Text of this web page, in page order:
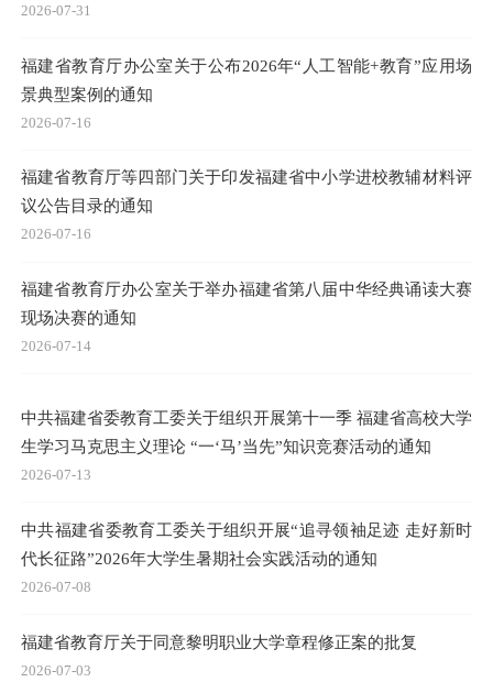
2026-07-31
福建省教育厅办公室关于公布2026年“人工智能+教育”应用场
景典型案例的通知
2026-07-16
福建省教育厅等四部门关于印发福建省中小学进校教辅材料评
议公告目录的通知
2026-07-16
福建省教育厅办公室关于举办福建省第八届中华经典诵读大赛
现场决赛的通知
2026-07-14
中共福建省委教育工委关于组织开展第十一季 福建省高校大学
生学习马克思主义理论 “一‘马’当先”知识竞赛活动的通知
2026-07-13
中共福建省委教育工委关于组织开展“追寻领袖足迹 走好新时
代长征路”2026年大学生暑期社会实践活动的通知
2026-07-08
福建省教育厅关于同意黎明职业大学章程修正案的批复
2026-07-03